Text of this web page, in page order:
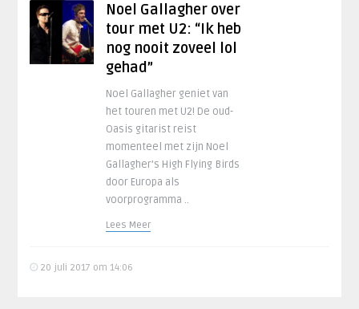
Noel Gallagher over
tour met U2: “Ik heb
nog nooit zoveel lol
gehad”
Noel Gallagher geniet van
het touren met U2! De oud-
Oasis gitarist reist
momenteel met zijn Noel
Gallagher’s High Flying Birds
door Europa als
voorprogramma ..
Lees Meer
20 juli 2017 om 14:06